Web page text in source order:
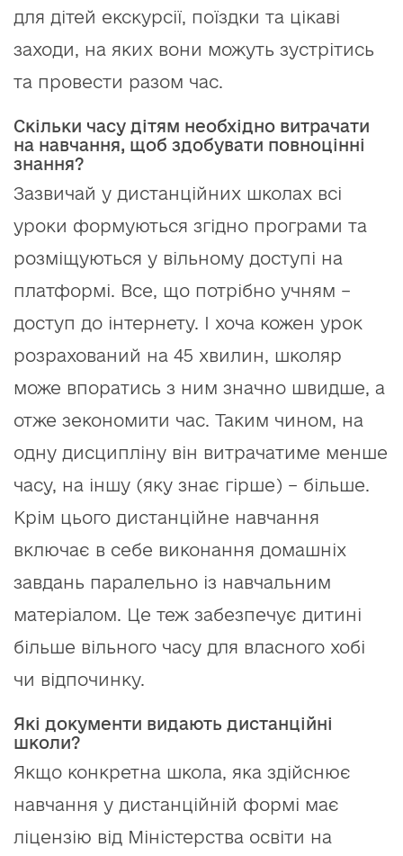
для дітей екскурсії, поїздки та цікаві
заходи, на яких вони можуть зустрітись
та провести разом час.
Скільки часу дітям необхідно витрачати
на навчання, щоб здобувати повноцінні
знання?
Зазвичай у дистанційних школах всі
уроки формуються згідно програми та
розміщуються у вільному доступі на
платформі. Все, що потрібно учням –
доступ до інтернету. І хоча кожен урок
розрахований на 45 хвилин, школяр
може впоратись з ним значно швидше, а
отже зекономити час. Таким чином, на
одну дисципліну він витрачатиме менше
часу, на іншу (яку знає гірше) – більше.
Крім цього дистанційне навчання
включає в себе виконання домашніх
завдань паралельно із навчальним
матеріалом. Це теж забезпечує дитині
більше вільного часу для власного хобі
чи відпочинку.
Які документи видають дистанційні
школи?
Якщо конкретна школа, яка здійснює
навчання у дистанційній формі має
ліцензію від Міністерства освіти на